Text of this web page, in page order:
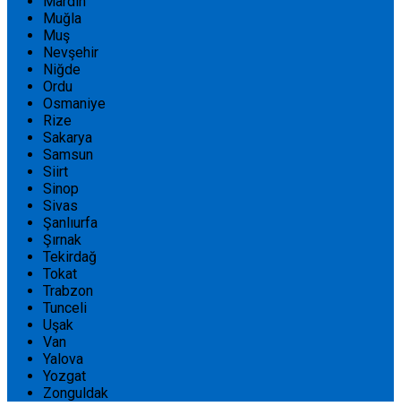
Muğla
Muş
Nevşehir
Niğde
Ordu
Osmaniye
Rize
Sakarya
Samsun
Siirt
Sinop
Sivas
Şanlıurfa
Şırnak
Tekirdağ
Tokat
Trabzon
Tunceli
Uşak
Van
Yalova
Yozgat
Zonguldak